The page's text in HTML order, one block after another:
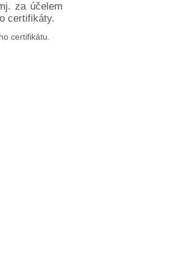
za účelem
certifikáty.
certifikátu.